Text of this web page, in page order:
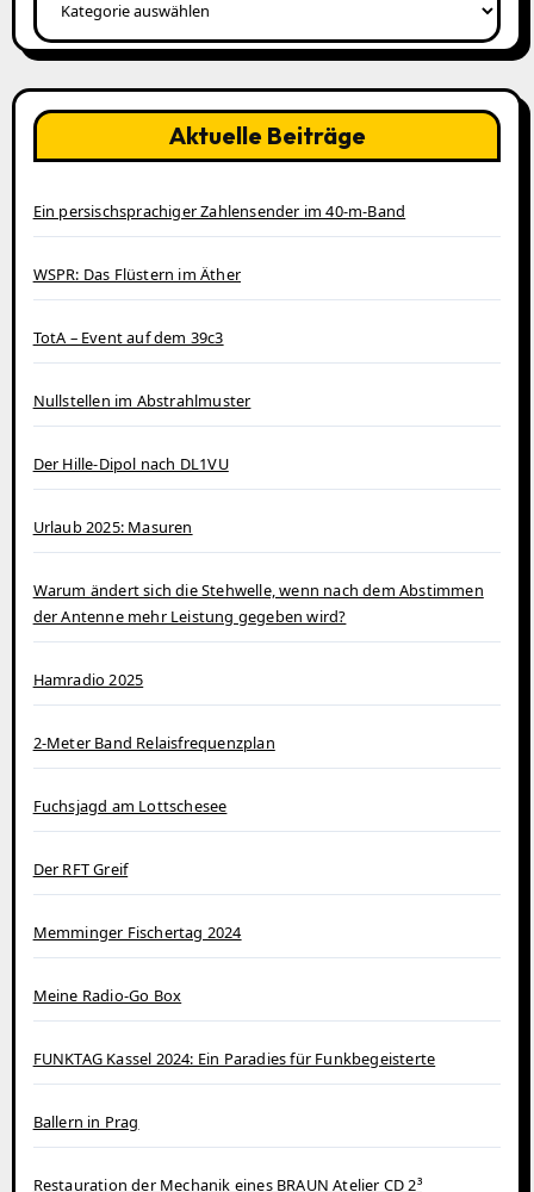
Aktuelle Beiträge
Ein persischsprachiger Zahlensender im 40‑m‑Band
WSPR: Das Flüstern im Äther
TotA – Event auf dem 39c3
Nullstellen im Abstrahlmuster
Der Hille-Dipol nach DL1VU
Urlaub 2025: Masuren
Warum ändert sich die Stehwelle, wenn nach dem Abstimmen
der Antenne mehr Leistung gegeben wird?
Hamradio 2025
2-Meter Band Relaisfrequenzplan
Fuchsjagd am Lottschesee
Der RFT Greif
Memminger Fischertag 2024
Meine Radio-Go Box
FUNKTAG Kassel 2024: Ein Paradies für Funkbegeisterte
Ballern in Prag
Restauration der Mechanik eines BRAUN Atelier CD 2³